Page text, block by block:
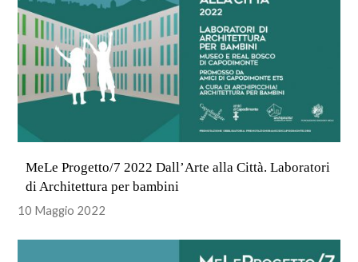
MeLe Progetto/7 2022 Dall’Arte alla Città. Laboratori
di Architettura per bambini
10 Maggio 2022